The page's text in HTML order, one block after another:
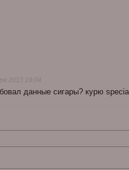
2013 19:04
данные сигары? курю